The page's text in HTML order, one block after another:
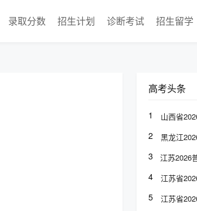
录取分数 招生计划 诊断考试 招生留学
高考头条
1
2
3
4
5